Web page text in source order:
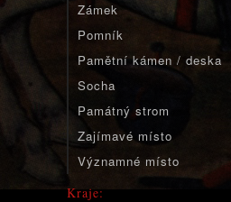
Zámek
Pomník
Pamětní kámen / deska
Socha
Památný strom
Zajímavé místo
Významné místo
Kraje: